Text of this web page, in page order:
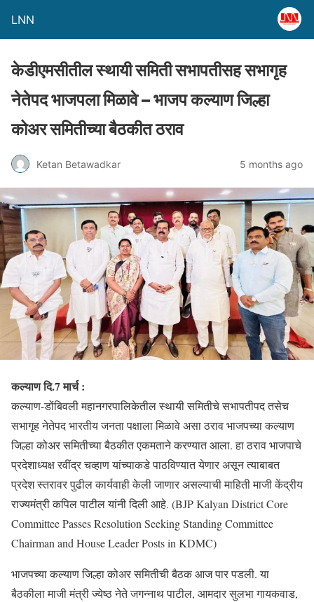
LNN
केडीएमसीतील स्थायी समिती सभापतीसह सभागृह
नेतेपद भाजपला मिळावे – भाजप कल्याण जिल्हा
कोअर समितीच्या बैठकीत ठराव
Ketan Betawadkar 5 months ago
कल्याण दि.7 मार्च :
कल्याण-डोंबिवली महानगरपालिकेतील स्थायी समितीचे सभापतीपद तसेच
सभागृह नेतेपद भारतीय जनता पक्षाला मिळावे असा ठराव भाजपच्या कल्याण
जिल्हा कोअर समितीच्या बैठकीत एकमताने करण्यात आला. हा ठराव भाजपाचे
प्रदेशाध्यक्ष रवींद्र चव्हाण यांच्याकडे पाठविण्यात येणार असून त्याबाबत
प्रदेश स्तरावर पुढील कार्यवाही केली जाणार असल्याची माहिती माजी केंद्रीय
राज्यमंत्री कपिल पाटील यांनी दिली आहे. (BJP Kalyan District Core
Committee Passes Resolution Seeking Standing Committee
Chairman and House Leader Posts in KDMC)
भाजपच्या कल्याण जिल्हा कोअर समितीची बैठक आज पार पडली. या
बैठकीला माजी मंत्री ज्येष्ठ नेते जगन्नाथ पाटील, आमदार सुलभा गायकवाड,